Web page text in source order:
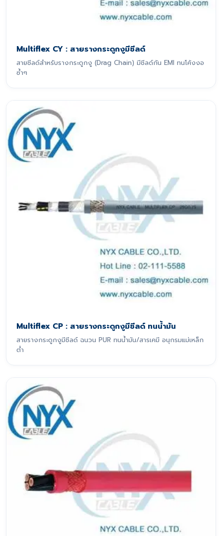
Multiflex CY : สายรางกระดูกงูมีชีลด์
สายชีลด์สำหรับรางกระดูกงู (Drag Chain) มีชีลด์กัน EMI ทนโค้งงอ
ซ้ำๆ
Multiflex CP : สายรางกระดูกงูมีชีลด์ ทนน้ำมัน
สายรางกระดูกงูมีชีลด์ ฉนวน PUR ทนน้ำมัน/สารเคมี อนุกรมแม่เหล็ก
ต่ำ